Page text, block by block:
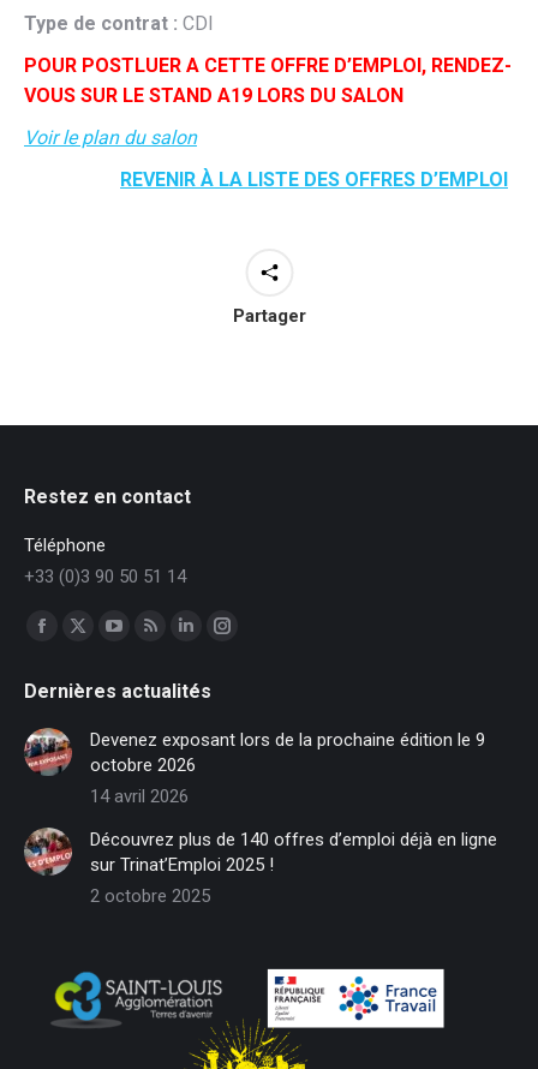
Type de contrat : CDI
POUR POSTLUER A CETTE OFFRE D’EMPLOI, RENDEZ-
VOUS SUR LE STAND A19 LORS DU SALON
Voir le plan du salon
REVENIR À LA LISTE DES OFFRES D’EMPLOI
Partager
Restez en contact
Téléphone
+33 (0)3 90 50 51 14
Trouvez nous sur :
Facebook
opens
in
new
window
X
opens
new
window
opens
in
new
window
opens
in
new
window
LinkedIn
opens
in
new
window
Instagram
in
Dernières actualités
Devenez exposant lors de la prochaine édition le 9
octobre 2026
14 avril 2026
Découvrez plus de 140 offres d’emploi déjà en ligne
sur Trinat’Emploi 2025 !
2 octobre 2025